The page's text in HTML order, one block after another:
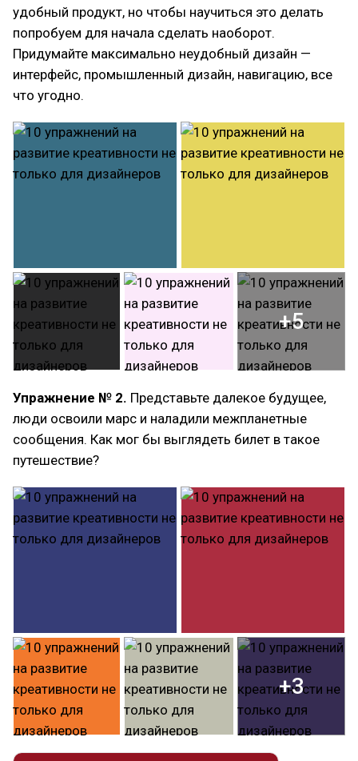
удобный продукт, но чтобы научиться это делать
попробуем для начала сделать наоборот.
Придумайте максимально неудобный дизайн —
интерфейс, промышленный дизайн, навигацию, все
что угодно.
+5
Упражнение № 2. Представьте далекое будущее,
люди освоили марс и наладили межпланетные
сообщения. Как мог бы выглядеть билет в такое
путешествие?
+3